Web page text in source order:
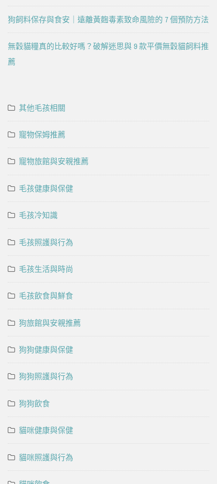
狗飼料保存與食安｜遠離黃麴毒素致命風險的 7 個預防方法
無穀貓糧真的比較好嗎？破解迷思與 9 款平價無穀貓飼料推
薦
其他毛孩相關
寵物保姆推薦
寵物旅館與安親推薦
毛孩健康與保健
毛孩冷知識
毛孩照護與行為
毛孩生活與時尚
毛孩飲食與鮮食
狗旅館與安親推薦
狗狗健康與保健
狗狗照護與行為
狗狗飲食
貓咪健康與保健
貓咪照護與行為